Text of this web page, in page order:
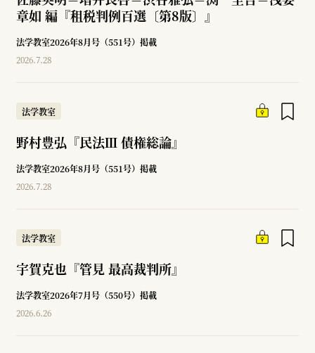
章如 編『租税判例百選〔第8版〕』
法学教室2026年8月号（551号）掲載
2026.7.28
法学教室
野村豊弘『民法Ⅲ 債権総論』
法学教室2026年8月号（551号）掲載
2026.7.28
法学教室
宇賀克也『管見 最高裁判所』
法学教室2026年7月号（550号）掲載
2026.6.26